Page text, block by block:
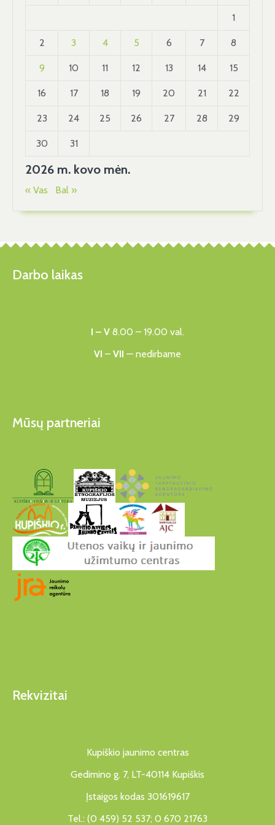
2026 m. kovo mėn.
1
2 3 4 5 6 7 8
9 10 11 12 13 14 15
16 17 18 19 20 21 22
23 24 25 26 27 28 29
30 31
« Vas Bal »
Darbo laikas
I – V 8.00 – 19.00 val.
VI – VII — nedirbame
Mūsų partneriai
Rekvizitai
Kupiškio jaunimo centras
Gedimino g. 7, LT-40114 Kupiškis
Įstaigos kodas 301619617
Tel.: (0 459) 52 537; 0 670 21763